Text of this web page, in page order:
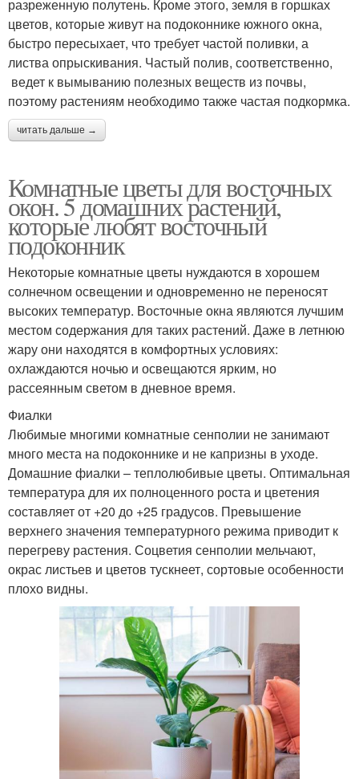
разреженную полутень. Кроме этого, земля в горшках
цветов, которые живут на подоконнике южного окна,
быстро пересыхает, что требует частой поливки, а
листва опрыскивания. Частый полив, соответственно,
ведет к вымыванию полезных веществ из почвы,
поэтому растениям необходимо также частая подкормка.
читать дальше →
Комнатные цветы для восточных
окон. 5 домашних растений,
которые любят восточный
подоконник
Некоторые комнатные цветы нуждаются в хорошем
солнечном освещении и одновременно не переносят
высоких температур. Восточные окна являются лучшим
местом содержания для таких растений. Даже в летнюю
жару они находятся в комфортных условиях:
охлаждаются ночью и освещаются ярким, но
рассеянным светом в дневное время.
Фиалки
Любимые многими комнатные сенполии не занимают
много места на подоконнике и не капризны в уходе.
Домашние фиалки – теплолюбивые цветы. Оптимальная
температура для их полноценного роста и цветения
составляет от +20 до +25 градусов. Превышение
верхнего значения температурного режима приводит к
перегреву растения. Соцветия сенполии мельчают,
окрас листьев и цветов тускнеет, сортовые особенности
плохо видны.